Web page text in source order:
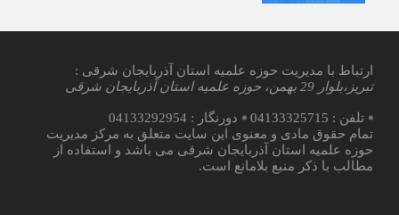
ارتباط با مدیریت حوزه علمیه استان آذربایجان شرقی :
تبریز،بلوار 29 بهمن، حوزه علمیه استان آذربایجان شرقی
تلفن : 04133325715
دورنگار : 04133292954
تمام حقوق مادی و معنوی این سایت متعلق به مرکز مدیریت
حوزه علمیه استان آذربایجان شرقی می باشد و استفاده از
مطالب با ذکر منبع بلامانع است.